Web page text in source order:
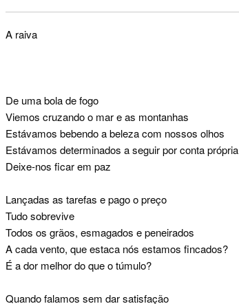
A raiva
De uma bola de fogo
Viemos cruzando o mar e as montanhas
Estávamos bebendo a beleza com nossos olhos
Estávamos determinados a seguir por conta própria
Deixe-nos ficar em paz
Lançadas as tarefas e pago o preço
Tudo sobrevive
Todos os grãos, esmagados e peneirados
A cada vento, que estaca nós estamos fincados?
É a dor melhor do que o túmulo?
Quando falamos sem dar satisfação